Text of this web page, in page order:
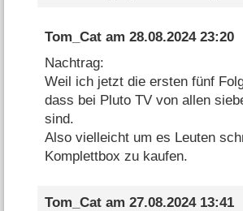
Tom_Catam 28.08.2024 23:20
Nachtrag:
Weil ich jetzt die ersten fünf
dass bei Pluto TV von allen
sind.
Also vielleicht um es Leuten
Komplettbox zu kaufen.
Tom_Catam 27.08.2024 13:41